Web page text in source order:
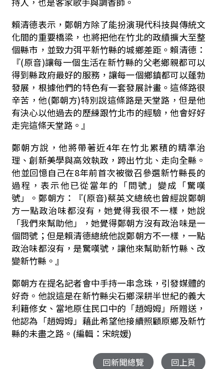
賴清德表示，鄭朝方除了能扮演現代科技與傳統文
化間的重要橋梁，也將把他在竹北的政績擴大至整
個縣市，並致力弭平新竹縣的城鄉差距。賴清德：
『(原音)讓每一個生活在新竹縣的父老鄉親都可以
得到縣政府最好的服務，讓每一個鄉鎮都可以蓬勃
發展，根據他們的特色有一套發展計畫。這條路很
辛苦，他(鄭朝方)特別說這條路是天堂路，但是他
有決心以他過去的歷練跟竹北市的經驗，他會好好
走完這條天堂路。』
鄭朝方說，他將帶著近4年在竹北累積的精準治
理、創新美學與高效執政，跨出竹北、走向全縣。
他並回憶自己在8年前首次被徵召參選新竹縣長的
過程，表示他已從當年的「問號」變成「驚嘆
號」。鄭朝方：『(原音)蔡英文總統也曾經說鄭朝
方一點政治味都沒有，她覺得我很不一樣，她說
「我們來幫助他」，她覺得鄭朝方沒有政治味是一
個問號；但是賴清德總統他說鄭朝方不一樣，一點
政治味都沒有，是驚嘆號，讓他來幫助新竹縣、改
變新竹縣。』
鄭朝方在提名記者會中手持一串念珠，引發媒體的
好奇。他說這是在新竹縣尖石鄉深耕半世紀的義大
利籍修女、當地原住民口中的 「趙姆姆」所贈送，
他認為「趙姆姆」藉此希望他接續照顧原鄉及新竹
縣的未盡之路。(編輯：宋皖媛)
回新聞總覽 回上頁